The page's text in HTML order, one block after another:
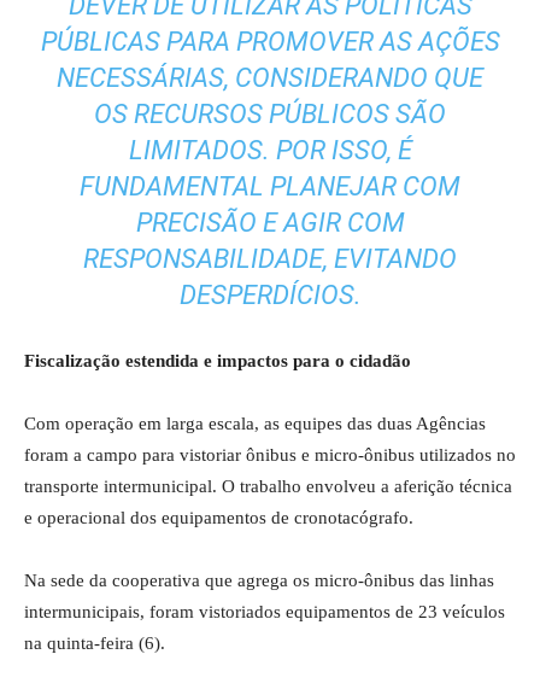
PÚBLICAS PARA PROMOVER AS AÇÕES
NECESSÁRIAS, CONSIDERANDO QUE
OS RECURSOS PÚBLICOS SÃO
LIMITADOS. POR ISSO, É
FUNDAMENTAL PLANEJAR COM
PRECISÃO E AGIR COM
RESPONSABILIDADE, EVITANDO
DESPERDÍCIOS.
Fiscalização estendida e impactos para o cidadão
Com operação em larga escala, as equipes das duas Agências
foram a campo para vistoriar ônibus e micro-ônibus utilizados no
transporte intermunicipal. O trabalho envolveu a aferição técnica
e operacional dos equipamentos de cronotacógrafo.
Na sede da cooperativa que agrega os micro-ônibus das linhas
intermunicipais, foram vistoriados equipamentos de 23 veículos
na quinta-feira (6).